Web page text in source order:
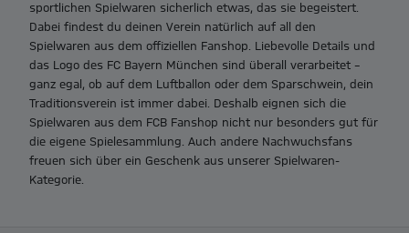
sportlichen Spielwaren sicherlich etwas, das sie begeistert.
Dabei findest du deinen Verein natürlich auf all den
Spielwaren aus dem offiziellen Fanshop. Liebevolle Details und
das Logo des FC Bayern München sind überall verarbeitet –
ganz egal, ob auf dem Luftballon oder dem Sparschwein, dein
Traditionsverein ist immer dabei. Deshalb eignen sich die
Spielwaren aus dem FCB Fanshop nicht nur besonders gut für
die eigene Spielesammlung. Auch andere Nachwuchsfans
freuen sich über ein Geschenk aus unserer Spielwaren-
Kategorie.